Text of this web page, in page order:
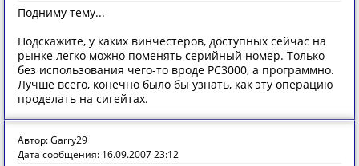
Подниму тему...
Подскажите, у каких винчестеров, доступных сейчас на
рынке легко можно поменять серийный номер. Только
без использования чего-то вроде PC3000, а программно.
Лучше всего, конечно было бы узнать, как эту операцию
проделать на сигейтах.
Автор: Garry29
Дата сообщения: 16.09.2007 23:12